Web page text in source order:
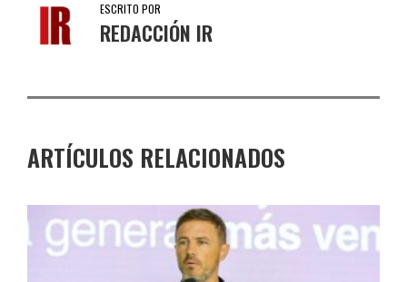
ESCRITO POR
REDACCIÓN IR
ARTÍCULOS RELACIONADOS